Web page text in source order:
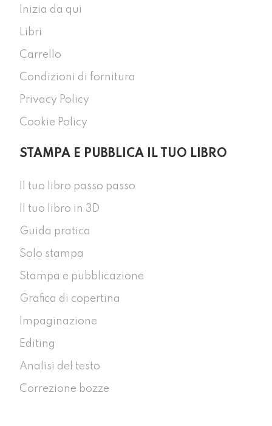
Inizia da qui
Libri
Carrello
Condizioni di fornitura
Privacy Policy
Cookie Policy
STAMPA E PUBBLICA IL TUO LIBRO
Il tuo libro passo passo
Il tuo libro in 3D
Guida pratica
Solo stampa
Stampa e pubblicazione
Grafica di copertina
Impaginazione
Editing
Analisi del testo
Correzione bozze